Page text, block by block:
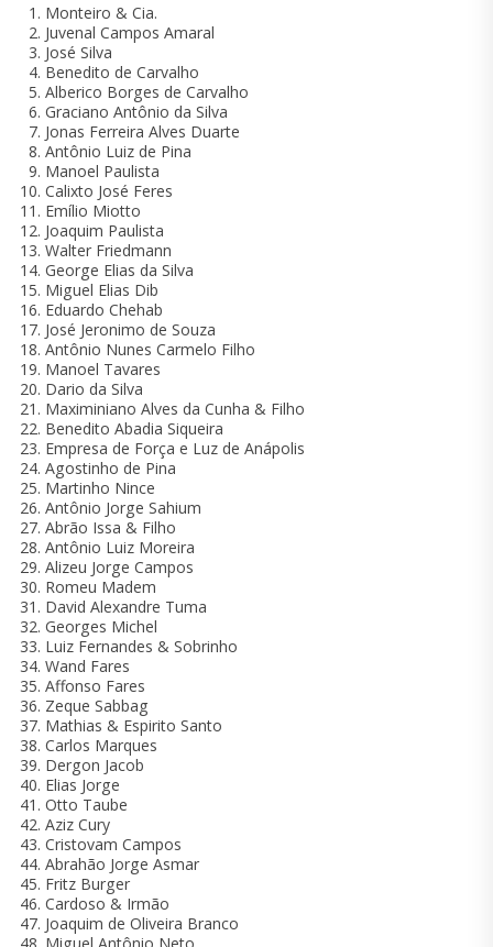
Monteiro & Cia.
Juvenal Campos Amaral
José Silva
Benedito de Carvalho
Alberico Borges de Carvalho
Graciano Antônio da Silva
Jonas Ferreira Alves Duarte
Antônio Luiz de Pina
Manoel Paulista
Calixto José Feres
Emílio Miotto
Joaquim Paulista
Walter Friedmann
George Elias da Silva
Miguel Elias Dib
Eduardo Chehab
José Jeronimo de Souza
Antônio Nunes Carmelo Filho
Manoel Tavares
Dario da Silva
Maximiniano Alves da Cunha & Filho
Benedito Abadia Siqueira
Empresa de Força e Luz de Anápolis
Agostinho de Pina
Martinho Nince
Antônio Jorge Sahium
Abrão Issa & Filho
Antônio Luiz Moreira
Alizeu Jorge Campos
Romeu Madem
David Alexandre Tuma
Georges Michel
Luiz Fernandes & Sobrinho
Wand Fares
Affonso Fares
Zeque Sabbag
Mathias & Espirito Santo
Carlos Marques
Dergon Jacob
Elias Jorge
Otto Taube
Aziz Cury
Cristovam Campos
Abrahão Jorge Asmar
Fritz Burger
Cardoso & Irmão
Joaquim de Oliveira Branco